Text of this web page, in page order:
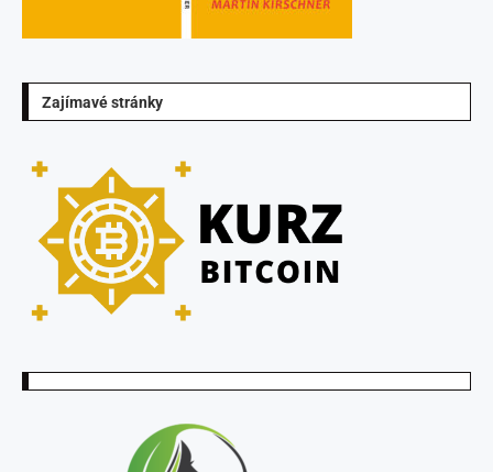
Zajímavé stránky